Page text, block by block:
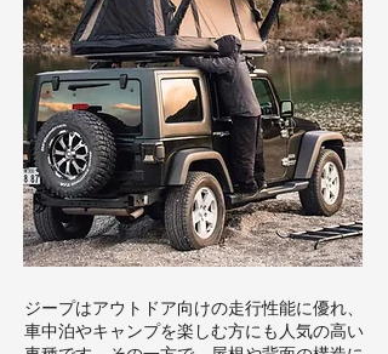
ジープはアウトドア向けの走行性能に優れ、
車中泊やキャンプを楽しむ方にも人気の高い